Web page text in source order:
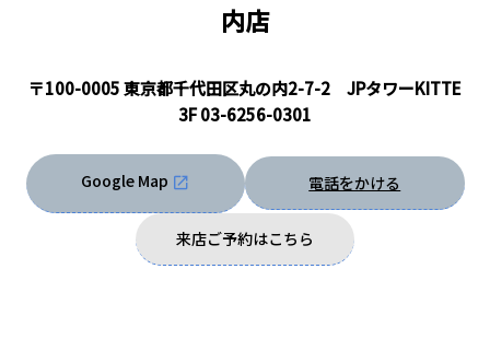
内店
〒100-0005 東京都千代田区丸の内2-7-2 JPタワーKITTE
3F03-6256-0301
Google Map 電話をかける
来店ご予約はこちら